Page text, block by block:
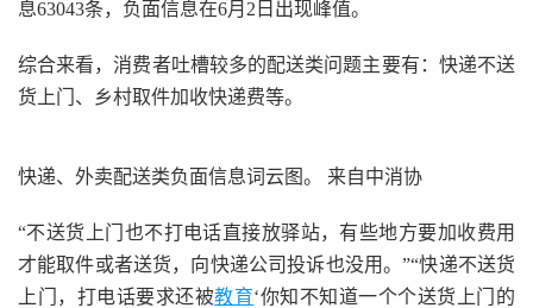
息63043条，负面信息在6月2日出现峰值。
综合来看，消费者吐槽较多的配送类问题主要有：快递不送
货上门、乡村取件加收快递费等。
快递、外卖配送类负面信息词云图。 来自中消协
“不送货上门也不打电话直接放驿站，有些地方要加收费用
才能取件或者送货，向快递公司投诉也没用。”“快递不送货
上门，打电话要求还被教育‘你知不知道一个个送货上门的